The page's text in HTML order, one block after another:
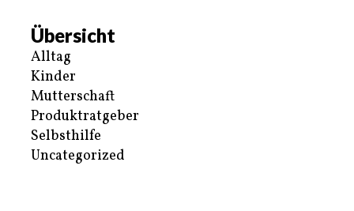
Übersicht
Alltag
Kinder
Mutterschaft
Produktratgeber
Selbsthilfe
Uncategorized